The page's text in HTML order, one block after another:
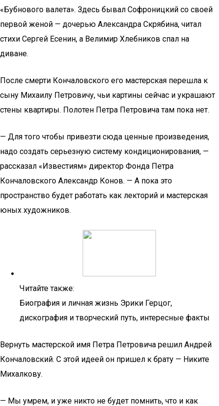
«Бубнового валета». Здесь бывал Софроницкий со своей
первой женой — дочерью Александра Скрябина, читал
стихи Сергей Есенин, а Велимир Хлебников спал на
диване.
После смерти Кончаловского его мастерская перешла к
сыну Михаилу Петровичу, чьи картины сейчас и украшают
стены квартиры. Полотен Петра Петровича там пока нет.
— Для того чтобы привезти сюда ценные произведения,
надо создать серьезную систему кондиционирования, —
рассказал «Известиям» директор Фонда Петра
Кончаловского Александр Конов. — А пока это
пространство будет работать как лекторий и мастерская
юных художников.
Читайте также:
Биография и личная жизнь Эрики Герцог,
дискография и творческий путь, интересные факты
Вернуть мастерской имя Петра Петровича решил Андрей
Кончаловский. С этой идеей он пришел к брату — Никите
Михалкову.
— Мы умрем, и уже никто не будет помнить, что и как